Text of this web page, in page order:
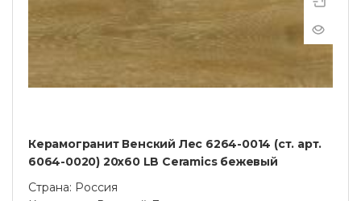
Керамогранит Венский Лес 6264-0014 (ст. арт.
6064-0020) 20х60 LB Ceramics бежевый
Страна: Россия